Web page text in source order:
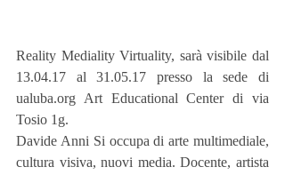
Reality Mediality Virtuality, sarà visibile dal
13.04.17 al 31.05.17 presso la sede di
ualuba.org Art Educational Center di via
Tosio 1g.
Davide Anni Si occupa di arte multimediale,
cultura visiva, nuovi media. Docente, artista